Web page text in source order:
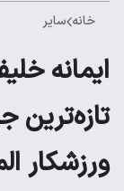
خانه سایر
ایمانه
تازه‌ترین
ورزشکار